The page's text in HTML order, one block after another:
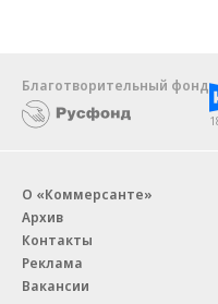
Благотворительный фонд
О «Коммерсанте»
Архив
Контакты
Реклама
Вакансии